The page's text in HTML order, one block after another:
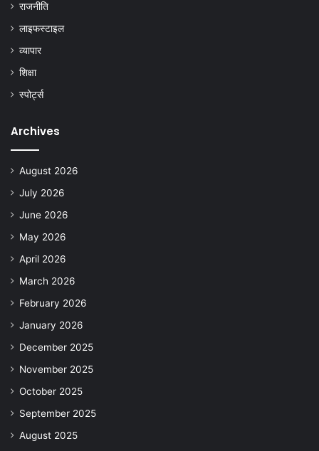
राजनीति
लाइफस्टाइल
व्यापार
शिक्षा
स्पोर्ट्स
Archives
August 2026
July 2026
June 2026
May 2026
April 2026
March 2026
February 2026
January 2026
December 2025
November 2025
October 2025
September 2025
August 2025